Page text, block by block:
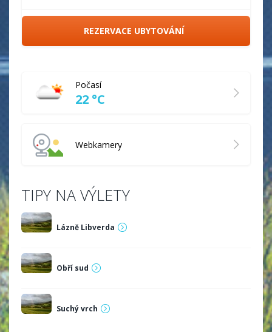
REZERVACE UBYTOVÁNÍ
Počasí
22 °C
Webkamery
TIPY NA VÝLETY
Lázně Libverda
Obří sud
Suchý vrch